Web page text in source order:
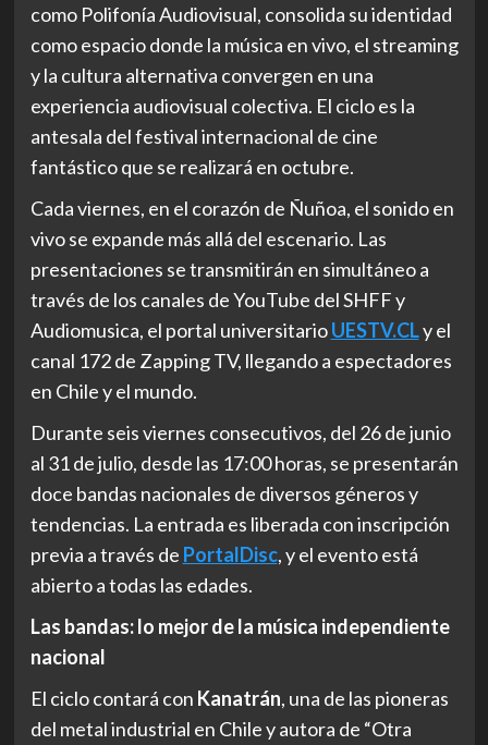
como Polifonía Audiovisual, consolida su identidad
como espacio donde la música en vivo, el streaming
y la cultura alternativa convergen en una
experiencia audiovisual colectiva. El ciclo es la
antesala del festival internacional de cine
fantástico que se realizará en octubre.
Cada viernes, en el corazón de Ñuñoa, el sonido en
vivo se expande más allá del escenario. Las
presentaciones se transmitirán en simultáneo a
través de los canales de YouTube del SHFF y
Audiomusica, el portal universitarioUESTV.CLy el
canal 172 de Zapping TV, llegando a espectadores
en Chile y el mundo.
Durante seis viernes consecutivos, del 26 de junio
al 31 de julio, desde las 17:00 horas, se presentarán
doce bandas nacionales de diversos géneros y
tendencias. La entrada es liberada con inscripción
previa a través de PortalDisc, y el evento está
abierto a todas las edades.
Las bandas: lo mejor de la música independiente
nacional
El ciclo contará con Kanatrán, una de las pioneras
del metal industrial en Chile y autora de “Otra